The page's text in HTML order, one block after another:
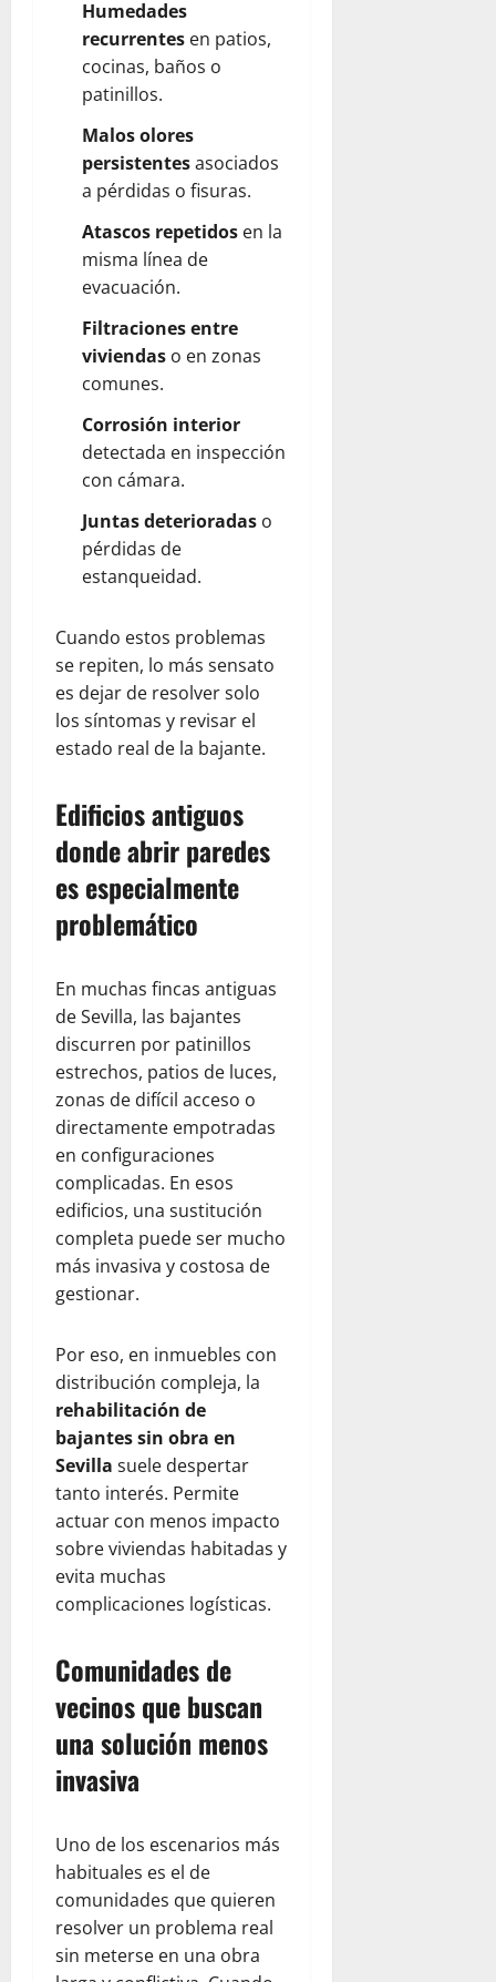
Humedades
recurrentes en patios,
cocinas, baños o
patinillos.
Malos olores
persistentesasociados
a pérdidas o fisuras.
Atascos repetidos en la
misma línea de
evacuación.
Filtraciones entre
viviendas o en zonas
comunes.
Corrosión interior
detectada en inspección
con cámara.
Juntas deterioradas o
pérdidas de
estanqueidad.
Cuando estos problemas
se repiten, lo más sensato
es dejar de resolver solo
los síntomas y revisar el
estado real de la bajante.
Edificios antiguos
donde abrir paredes
es especialmente
problemático
En muchas fincas antiguas
de Sevilla, las bajantes
discurren por patinillos
estrechos, patios de luces,
zonas de difícil acceso o
directamente empotradas
en configuraciones
complicadas. En esos
edificios, una sustitución
completa puede ser mucho
más invasiva y costosa de
gestionar.
Por eso, en inmuebles con
distribución compleja, la
rehabilitación de
bajantes sin obra en
Sevilla suele despertar
tanto interés. Permite
actuar con menos impacto
sobre viviendas habitadas y
evita muchas
complicaciones logísticas.
Comunidades de
vecinos que buscan
una solución menos
invasiva
Uno de los escenarios más
habituales es el de
comunidades que quieren
resolver un problema real
sin meterse en una obra